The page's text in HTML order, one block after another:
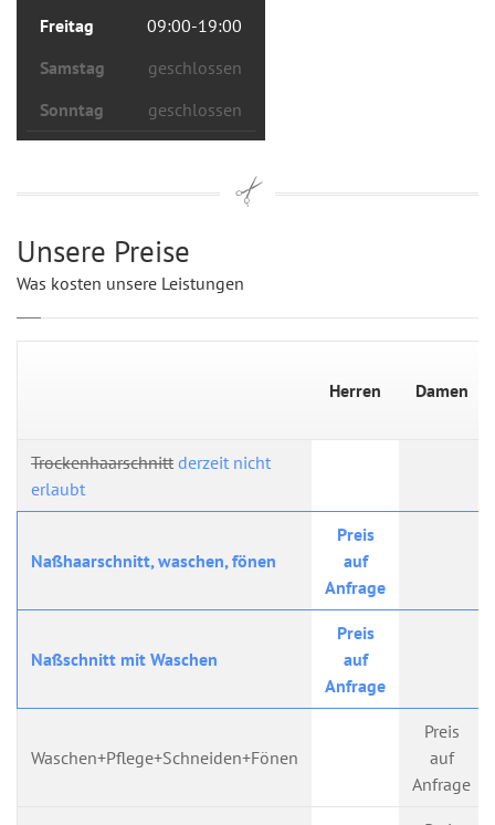
Freitag
09:00-19:00
Samstag
geschlossen
Sonntag
geschlossen
Unsere Preise
Was kosten unsere Leistungen
Herren Damen
Trockenhaarschnitt derzeit nicht
erlaubt
Naßhaarschnitt, waschen, fönen
Preis
auf
Anfrage
Naßschnitt mit Waschen
Preis
auf
Anfrage
Waschen+Pflege+Schneiden+Fönen
Preis
auf
Anfrage